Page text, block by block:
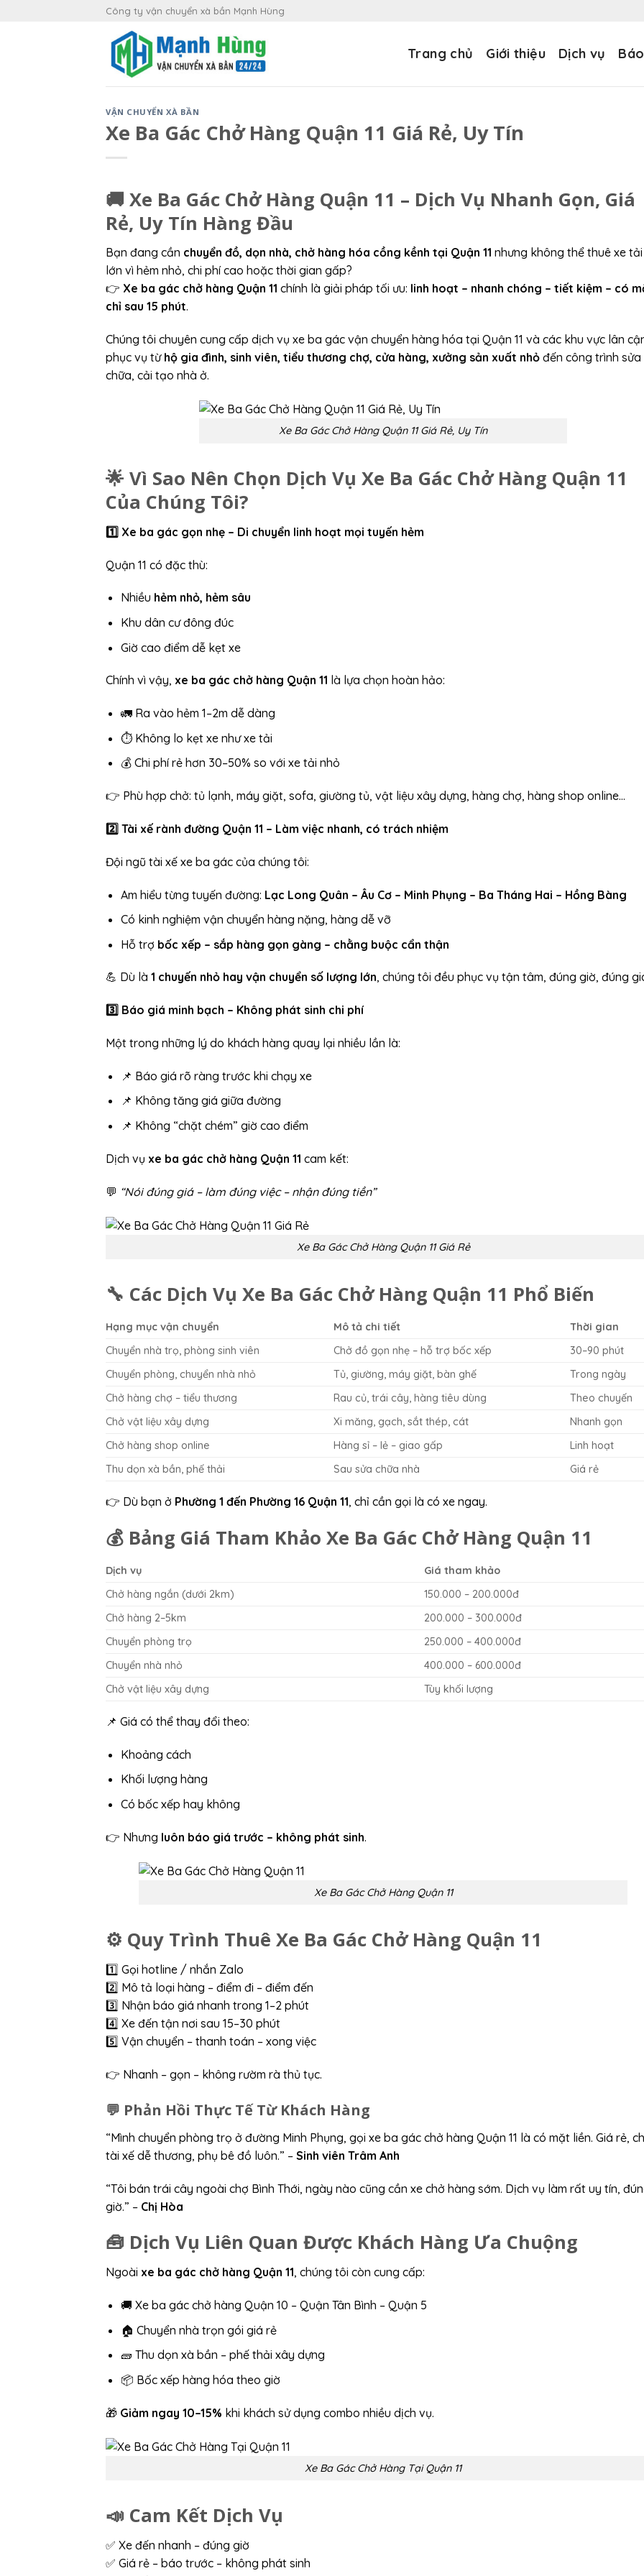
Công ty vận chuyển xà bần Mạnh Hùng
Trang chủ Giới thiệu Dịch vụ
VẬN CHUYỂN XÀ BẦN
Xe Ba Gác Chở Hàng Quận 11 Giá Rẻ, Uy Tín
🚚 Xe Ba Gác Chở Hàng Quận 11 – Dịch Vụ Nhanh Gọn, Giá
Rẻ, Uy Tín Hàng Đầu
Bạn đang cần chuyển đồ, dọn nhà, chở hàng hóa cồng kềnh tại Quận 11 nhưng không thể thuê xe tải
lớn vì hẻm nhỏ, chi phí cao hoặc thời gian gấp?
👉 Xe ba gác chở hàng Quận 11 chính là giải pháp tối ưu: linh hoạt – nhanh chóng – tiết kiệm – có
chỉ sau 15 phút.
Chúng tôi chuyên cung cấp dịch vụ xe ba gác vận chuyển hàng hóa tại Quận 11 và các khu vực lân
phục vụ từ hộ gia đình, sinh viên, tiểu thương chợ, cửa hàng, xưởng sản xuất nhỏ đến công trình sửa
chữa, cải tạo nhà ở.
Xe Ba Gác Chở Hàng Quận 11 Giá Rẻ, Uy Tín
🌟 Vì Sao Nên Chọn Dịch Vụ Xe Ba Gác Chở Hàng Quận 11
Của Chúng Tôi?
1️ Xe ba gác gọn nhẹ – Di chuyển linh hoạt mọi tuyến hẻm
Quận 11 có đặc thù:
Nhiều hẻm nhỏ, hẻm sâu
Khu dân cư đông đúc
Giờ cao điểm dễ kẹt xe
Chính vì vậy, xe ba gác chở hàng Quận 11 là lựa chọn hoàn hảo:
🚛 Ra vào hẻm 1–2m dễ dàng
⏱️ Không lo kẹt xe như xe tải
💰 Chi phí rẻ hơn 30–50% so với xe tải nhỏ
👉 Phù hợp chở: tủ lạnh, máy giặt, sofa, giường tủ, vật liệu xây dựng, hàng chợ, hàng shop online…
2️ Tài xế rành đường Quận 11 – Làm việc nhanh, có trách nhiệm
Đội ngũ tài xế xe ba gác của chúng tôi:
Am hiểu từng tuyến đường: Lạc Long Quân – Âu Cơ – Minh Phụng – Ba Tháng Hai – Hồng Bàng
Có kinh nghiệm vận chuyển hàng nặng, hàng dễ vỡ
Hỗ trợ bốc xếp – sắp hàng gọn gàng – chằng buộc cẩn thận
💪 Dù là 1 chuyến nhỏ hay vận chuyển số lượng lớn, chúng tôi đều phục vụ tận tâm, đúng giờ, đúng
3️ Báo giá minh bạch – Không phát sinh chi phí
Một trong những lý do khách hàng quay lại nhiều lần là:
📌 Báo giá rõ ràng trước khi chạy xe
📌 Không tăng giá giữa đường
📌 Không “chặt chém” giờ cao điểm
Dịch vụ xe ba gác chở hàng Quận 11 cam kết:
💬 “Nói đúng giá – làm đúng việc – nhận đúng tiền”
Xe Ba Gác Chở Hàng Quận 11 Giá Rẻ
🔧 Các Dịch Vụ Xe Ba Gác Chở Hàng Quận 11 Phổ Biến
Hạng mục vận chuyển Mô tả chi tiết
Thời gian
Chuyển nhà trọ, phòng sinh viên
Chở đồ gọn nhẹ – hỗ trợ bốc xếp
30–90 phút
Chuyển phòng, chuyển nhà nhỏ
Tủ, giường, máy giặt, bàn ghế
Trong ngày
Chở hàng chợ – tiểu thương
Rau củ, trái cây, hàng tiêu dùng
Theo chuyến
Chở vật liệu xây dựng
Xi măng, gạch, sắt thép, cát
Nhanh gọn
Chở hàng shop online
Hàng sỉ – lẻ – giao gấp
Linh hoạt
Thu dọn xà bần, phế thải
Sau sửa chữa nhà Giá rẻ
👉 Dù bạn ở Phường 1 đến Phường 16 Quận 11, chỉ cần gọi là có xe ngay.
💰 Bảng Giá Tham Khảo Xe Ba Gác Chở Hàng Quận 11
Dịch vụ
Giá tham khảo
Chở hàng ngắn (dưới 2km)
150.000 – 200.000đ
Chở hàng 2–5km
200.000 – 300.000đ
Chuyển phòng trọ
250.000 – 400.000đ
Chuyển nhà nhỏ
400.000 – 600.000đ
Chở vật liệu xây dựng
Tùy khối lượng
📌 Giá có thể thay đổi theo:
Khoảng cách
Khối lượng hàng
Có bốc xếp hay không
👉 Nhưng luôn báo giá trước – không phát sinh.
Xe Ba Gác Chở Hàng Quận 11
⚙️ Quy Trình Thuê Xe Ba Gác Chở Hàng Quận 11
1️⃣ Gọi hotline / nhắn Zalo
2️⃣ Mô tả loại hàng – điểm đi – điểm đến
3️⃣ Nhận báo giá nhanh trong 1–2 phút
4️⃣ Xe đến tận nơi sau 15–30 phút
5️⃣ Vận chuyển – thanh toán – xong việc
👉 Nhanh – gọn – không rườm rà thủ tục.
💬 Phản Hồi Thực Tế Từ Khách Hàng
“Mình chuyển phòng trọ ở đường Minh Phụng, gọi xe ba gác chở hàng Quận 11 là có mặt liền. Giá rẻ,
tài xế dễ thương, phụ bê đồ luôn.” – Sinh viên Trâm Anh
“Tôi bán trái cây ngoài chợ Bình Thới, ngày nào cũng cần xe chở hàng sớm. Dịch vụ làm rất uy tín,
giờ.” – Chị Hòa
🧰 Dịch Vụ Liên Quan Được Khách Hàng Ưa Chuộng
Ngoài xe ba gác chở hàng Quận 11, chúng tôi còn cung cấp:
🚚 Xe ba gác chở hàng Quận 10 – Quận Tân Bình – Quận 5
🏠 Chuyển nhà trọn gói giá rẻ
🧱 Thu dọn xà bần – phế thải xây dựng
📦 Bốc xếp hàng hóa theo giờ
🎁 Giảm ngay 10–15% khi khách sử dụng combo nhiều dịch vụ.
Xe Ba Gác Chở Hàng Tại Quận 11
📣 Cam Kết Dịch Vụ
✅ Xe đến nhanh – đúng giờ
✅ Giá rẻ – báo trước – không phát sinh